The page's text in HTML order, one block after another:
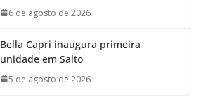
6 de agosto de 2026
Bella Capri inaugura primeira
unidade em Salto
5 de agosto de 2026